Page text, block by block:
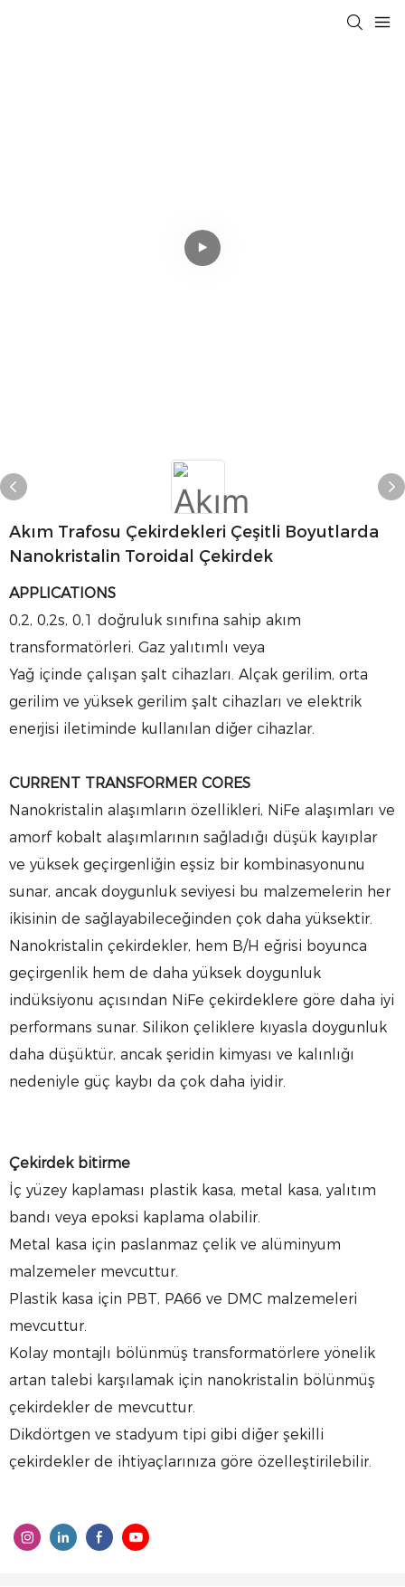
Akım Trafosu Çekirdekleri Çeşitli Boyutlarda
Nanokristalin Toroidal Çekirdek
APPLICATIONS
0,2, 0,2s, 0,1 doğruluk sınıfına sahip akım
transformatörleri. Gaz yalıtımlı veya
Yağ içinde çalışan şalt cihazları. Alçak gerilim, orta
gerilim ve yüksek gerilim şalt cihazları ve elektrik
enerjisi iletiminde kullanılan diğer cihazlar.
CURRENT TRANSFORMER CORES
Nanokristalin alaşımların özellikleri, NiFe alaşımları ve
amorf kobalt alaşımlarının sağladığı düşük kayıplar
ve yüksek geçirgenliğin eşsiz bir kombinasyonunu
sunar, ancak doygunluk seviyesi bu malzemelerin her
ikisinin de sağlayabileceğinden çok daha yüksektir.
Nanokristalin çekirdekler, hem B/H eğrisi boyunca
geçirgenlik hem de daha yüksek doygunluk
indüksiyonu açısından NiFe çekirdeklere göre daha iyi
performans sunar. Silikon çeliklere kıyasla doygunluk
daha düşüktür, ancak şeridin kimyası ve kalınlığı
nedeniyle güç kaybı da çok daha iyidir.
Çekirdek bitirme
İç yüzey kaplaması plastik kasa, metal kasa, yalıtım
bandı veya epoksi kaplama olabilir.
Metal kasa için paslanmaz çelik ve alüminyum
malzemeler mevcuttur.
Plastik kasa için PBT, PA66 ve DMC malzemeleri
mevcuttur.
Kolay montajlı bölünmüş transformatörlere yönelik
artan talebi karşılamak için nanokristalin bölünmüş
çekirdekler de mevcuttur.
Dikdörtgen ve stadyum tipi gibi diğer şekilli
çekirdekler de ihtiyaçlarınıza göre özelleştirilebilir.